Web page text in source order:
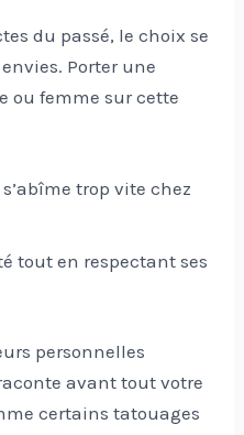
du passé, le choix se
Porter une
ou femme sur cette
trop vite chez
tout en respectant ses
personnelles
avant tout votre
certains tatouages